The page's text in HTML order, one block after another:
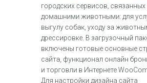
городских сервисов, связанных
домашними животными: для
выгулу собак, уходу за
дрессировке. В загрузочный
включены готовые основные
сайта, функционал онлайн
и торговли в Интернете
Для настройки дизайна сайта